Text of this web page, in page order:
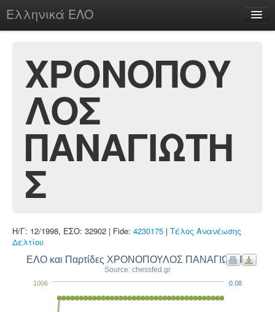
Ελληνικά ΕΛΟ
chesstu.be @ discord
Login
ΧΡΟΝΟΠΟΥ
ΛΟΣ
ΠΑΝΑΓΙΩΤΗ
Σ
Η/Γ: 12/1998, ΕΣΟ: 32902 | Fide: 4230175 | Τέλος Ανανέωσης
Δελτίου
ΕΛΟ και Παρτίδες ΧΡΟΝΟΠΟΥΛΟΣ ΠΑΝΑΓΙΩΤΗΣ
Source: chessfed.gr
1006 0.08